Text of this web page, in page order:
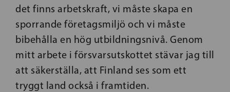
det finns arbetskraft, vi måste skapa en
sporrande företagsmiljö och vi måste
bibehålla en hög utbildningsnivå. Genom
mitt arbete i försvarsutskottet stävar jag till
att säkerställa, att Finland ses som ett
tryggt land också i framtiden.